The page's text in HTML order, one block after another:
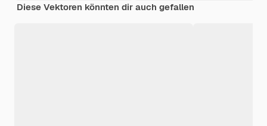
Diese Vektoren könnten dir auch gefallen